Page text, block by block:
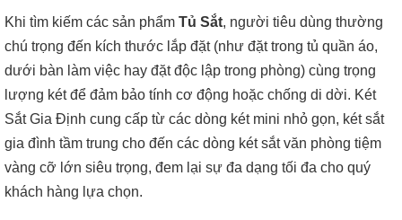
Khi tìm kiếm các sản phẩm Tủ Sắt, người tiêu dùng thường
chú trọng đến kích thước lắp đặt (như đặt trong tủ quần áo,
dưới bàn làm việc hay đặt độc lập trong phòng) cùng trọng
lượng két để đảm bảo tính cơ động hoặc chống di dời. Két
Sắt Gia Định cung cấp từ các dòng két mini nhỏ gọn, két sắt
gia đình tầm trung cho đến các dòng két sắt văn phòng tiệm
vàng cỡ lớn siêu trọng, đem lại sự đa dạng tối đa cho quý
khách hàng lựa chọn.